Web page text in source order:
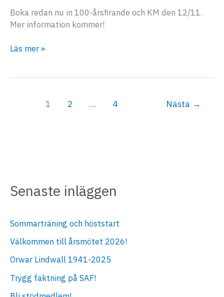
Boka redan nu in 100-årsfirande och KM den 12/11.
Mer information kommer!
Jubileum
Läs mer »
1 2 … 4 Nästa →
Senaste inläggen
Sommarträning och höststart
Välkommen till årsmötet 2026!
Orwar Lindwall 1941-2025
Trygg fäktning på SAF!